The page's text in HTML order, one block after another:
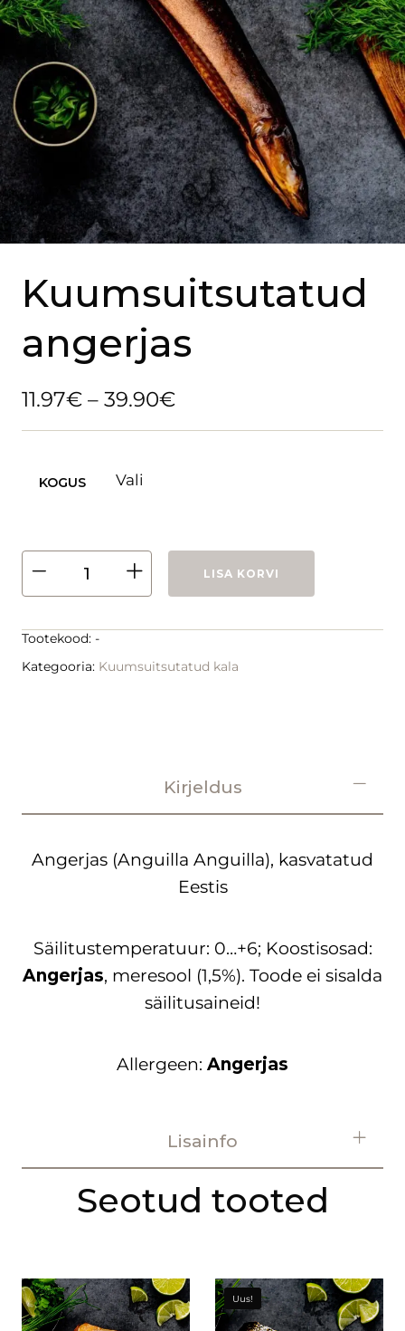
Kuumsuitsutatud
angerjas
11.97€ – 39.90€
KOGUS
LISA KORVI
Tootekood: -
Kategooria: Kuumsuitsutatud kala
Kirjeldus
Angerjas (Anguilla Anguilla), kasvatatud
Eestis
Säilitustemperatuur: 0…+6; Koostisosad:
Angerjas, meresool (1,5%). Toode ei sisalda
säilitusaineid!
Allergeen: Angerjas
Lisainfo
Seotud tooted
Uus!